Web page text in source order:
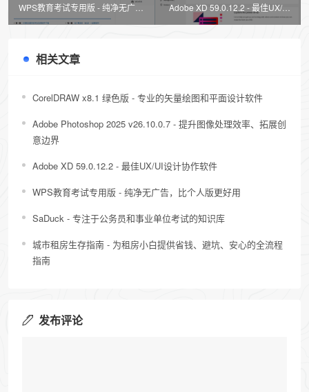
WPS教育考试专用版 - 纯净无广
告，比个人版更好用
Adobe XD 59.0.12.2 - 最佳UX/UI
设计协作软件
相关文章
CorelDRAW x8.1 绿色版 - 专业的矢量绘图和平面设计软件
Adobe Photoshop 2025 v26.10.0.7 - 提升图像处理效率、拓展创
意边界
Adobe XD 59.0.12.2 - 最佳UX/UI设计协作软件
WPS教育考试专用版 - 纯净无广告，比个人版更好用
SaDuck - 专注于公务员和事业单位考试的知识库
城市租房生存指南 - 为租房小白提供​​省钱、避坑、安心​​的全流程
指南
发布评论